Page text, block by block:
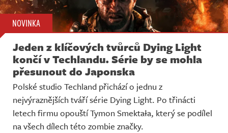
NOVINKA
Jeden z klíčových tvůrců Dying Light
končí v Techlandu. Série by se mohla
přesunout do Japonska
Polské studio Techland přichází o jednu z
nejvýraznějších tváří série Dying Light. Po třinácti
letech firmu opouští Tymon Smektała, který se podílel
na všech dílech této zombie značky.